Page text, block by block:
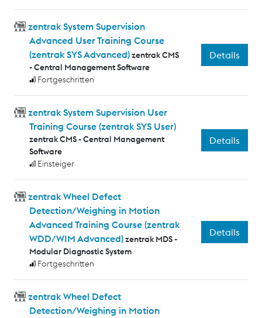
zentrak System Supervision
Advanced User Training Course
(zentrak SYS Advanced)zentrak CMS
- Central Management Software
Fortgeschritten
Details
zentrak System Supervision User
Training Course (zentrak SYS User)
zentrak CMS - Central Management
Software
Einsteiger
Details
zentrak Wheel Defect
Detection/Weighing in Motion
Advanced Training Course (zentrak
WDD/WIM Advanced)zentrak MDS -
Modular Diagnostic System
Fortgeschritten
Details
zentrak Wheel Defect
Detection/Weighing in Motion